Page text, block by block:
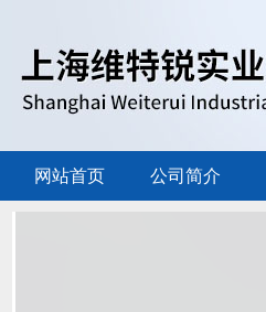
网站首页 公司简介